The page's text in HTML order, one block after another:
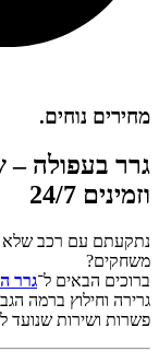
מחירים נוחים.
גרר בעפולה –
וזמינים 24/7
נתקעתם עם רכב שלא
משחקים?
ברוכים הבאים ל־גרר
גרירה וחילוץ ברמה
פשרות ושירות שנועד